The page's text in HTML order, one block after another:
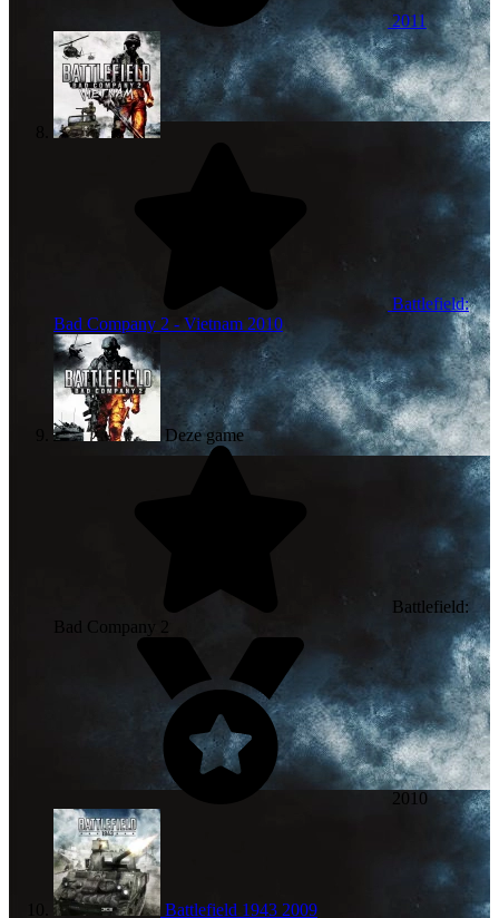
2011
Battlefield:
Bad Company 2 - Vietnam 2010
Deze game
Battlefield:
Bad Company 2
2010
Battlefield 1943 2009